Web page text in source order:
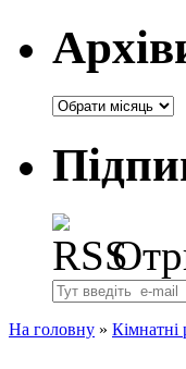
Архіви
На головну » Кімнатні